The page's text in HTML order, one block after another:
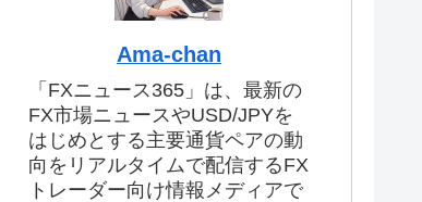
Ama-chan
「FXニュース365」は、最新の
FX市場ニュースやUSD/JPYを
はじめとする主要通貨ペアの動
向をリアルタイムで配信するFX
トレーダー向け情報メディアで